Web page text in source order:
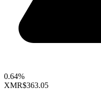
0.64%
XMR$363.05